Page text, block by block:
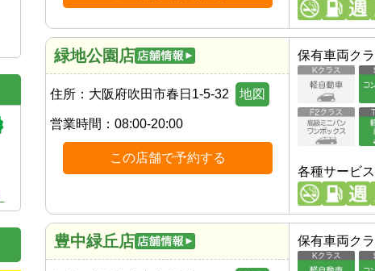
緑地公園店
住所： 大阪府吹田市春日1-5-32 地図
営業時間： 08:00-20:00
この店舗で予約する
保有車両ク
各種サービス
豊中緑丘店 保有車両ク